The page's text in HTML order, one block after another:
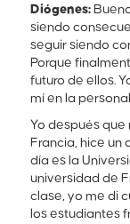
Diógenes:
siendo
seguir siendo
Porque
futuro de ellos.
mí en la
Yo después
Francia, hice un
día es la
universidad de
clase, yo me di
los estudiantes